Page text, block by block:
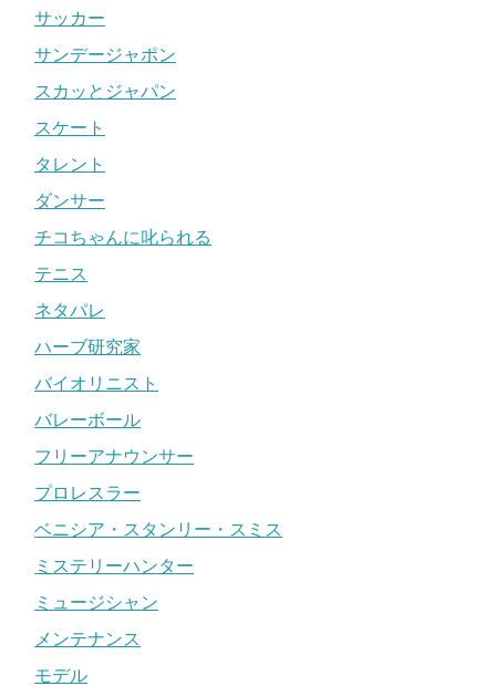
サッカー
サンデージャポン
スカッとジャパン
スケート
タレント
ダンサー
チコちゃんに叱られる
テニス
ネタパレ
ハーブ研究家
バイオリニスト
バレーボール
フリーアナウンサー
プロレスラー
ベニシア・スタンリー・スミス
ミステリーハンター
ミュージシャン
メンテナンス
モデル